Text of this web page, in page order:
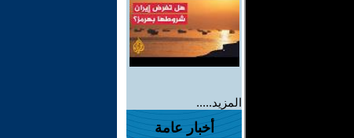
المزيد.....
أخبار عامة